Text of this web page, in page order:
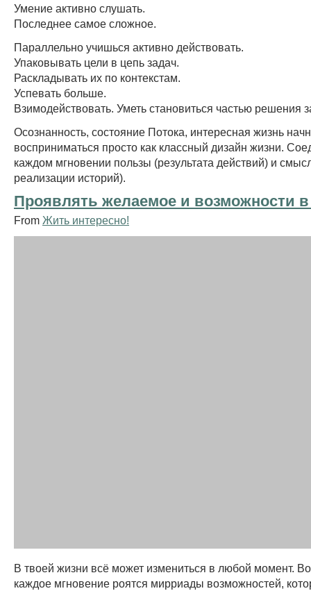
Умение активно слушать.
Последнее самое сложное.
Параллельно учишься активно действовать.
Упаковывать цели в цепь задач.
Раскладывать их по контекстам.
Успевать больше.
Взимодействовать. Уметь становиться частью решения
Осознанность, состояние Потока, интересная жизнь
восприниматься просто как классный дизайн жизни.
каждом мгновении пользы (результата действий) и
реализации историй).
Проявлять желаемое и возможности
From Жить интересно!
В твоей жизни всё может измениться в любой момент.
каждое мгновение роятся мирриады возможностей,